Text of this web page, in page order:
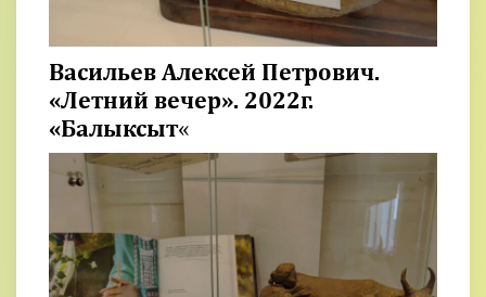
Васильев Алексей Петрович.
«Летний вечер». 2022г.
«Балыксыт«